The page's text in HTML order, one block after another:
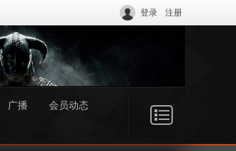
登录 注册
广播
会员动态